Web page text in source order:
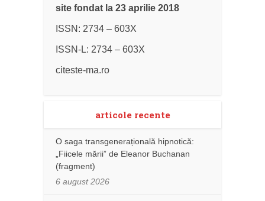
site fondat la 23 aprilie 2018
ISSN: 2734 – 603X
ISSN-L: 2734 – 603X
citeste-ma.ro
articole recente
O saga transgenerațională hipnotică:
„Fiicele mării” de Eleanor Buchanan
(fragment)
6 august 2026